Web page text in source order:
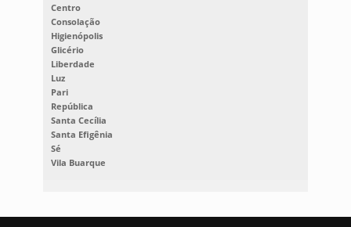
Centro
Consolação
Higienópolis
Glicério
Liberdade
Luz
Pari
República
Santa Cecília
Santa Efigênia
Sé
Vila Buarque